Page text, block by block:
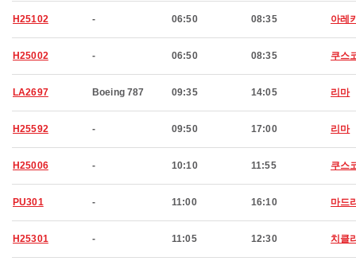
H25102 - 06:50 08:35 아레
H25002 - 06:50 08:35 쿠스
LA2697 Boeing 787 09:35 14:05 리마
H25592 - 09:50 17:00 리마
H25006 - 10:10 11:55 쿠스
PU301 - 11:00 16:10 마드
H25301 - 11:05 12:30 치클